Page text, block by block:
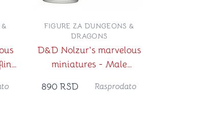
D&D Nolzur's marvelous
miniatures - Male
FIGURE ZA DUNGEONS &
DRAGONS
890 RSD Rasprodato